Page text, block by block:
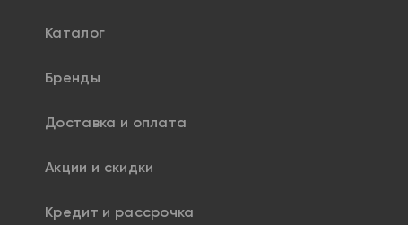
Каталог
Бренды
Доставка и оплата
Акции и скидки
Кредит и рассрочка